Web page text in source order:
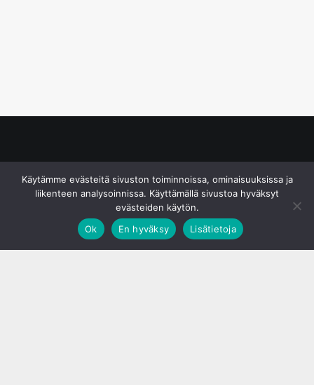
Käytämme evästeitä sivuston toiminnoissa, ominaisuuksissa ja
liikenteen analysoinnissa. Käyttämällä sivustoa hyväksyt
evästeiden käytön.
Ok
En hyväksy Lisätietoja